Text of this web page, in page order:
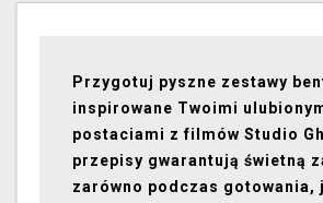
Przygotuj pyszne zestawy
inspirowane Twoimi
postaciami z filmów Studio
przepisy gwarantują świetną
zarówno podczas gotowania,